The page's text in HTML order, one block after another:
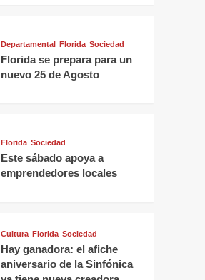
Departamental Florida Sociedad
Florida se prepara para un
nuevo 25 de Agosto
Florida Sociedad
Este sábado apoya a
emprendedores locales
Cultura Florida Sociedad
Hay ganadora: el afiche
aniversario de la Sinfónica